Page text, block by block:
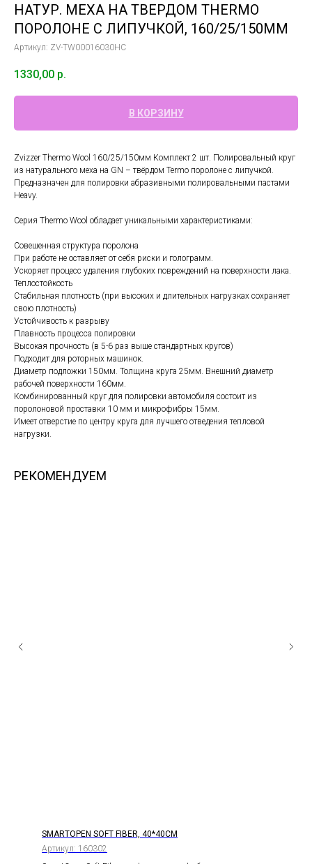
НАТУР. МЕХА НА ТВЕРДОМ THERMO
ПОРОЛОНЕ С ЛИПУЧКОЙ, 160/25/150ММ
Артикул: ZV-TW00016030HC
1330,00 р.
В КОРЗИНУ
Zvizzer Thermo Wool 160/25/150мм Комплект 2 шт. Полировальный круг
из натурального меха на GN – твёрдом Termo поролоне с липучкой.
Предназначен для полировки абразивными полировальными пастами
Heavy.
Серия Thermo Wool обладает уникальными характеристиками:
Совешенная структура поролона
При работе не оставляет от себя риски и голограмм.
Ускоряет процесс удаления глубоких повреждений на поверхности лака.
Теплостойкость
Стабильная плотность (при высоких и длительных нагрузках сохраняет
свою плотность)
Устойчивость к разрыву
Плавность процесса полировки
Высокая прочность (в 5-6 раз выше стандартных кругов)
Подходит для роторных машинок.
Диаметр подложки 150мм. Толщина круга 25мм. Внешний диаметр
рабочей поверхности 160мм.
Комбинированный круг для полировки автомобиля состоит из
поролоновой проставки 10 мм и микрофибры 15мм.
Имеет отверстие по центру круга для лучшего отведения тепловой
нагрузки.
РЕКОМЕНДУЕМ
SMARTOPEN SOFT FIBER, 40*40СМ
Артикул: 160302